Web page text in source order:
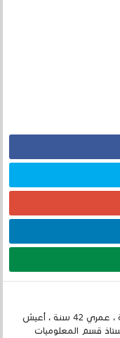
إسمي الكامل الحسين مزواد ، مغربي الجنسية ، عمري 42 سنة ، أعيش
قسم المعلوميات